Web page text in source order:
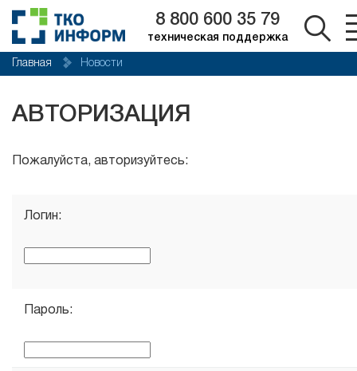
8 800 600 35 79
техническая поддержка
Главная Новости
АВТОРИЗАЦИЯ
Пожалуйста, авторизуйтесь:
Логин:
Пароль: